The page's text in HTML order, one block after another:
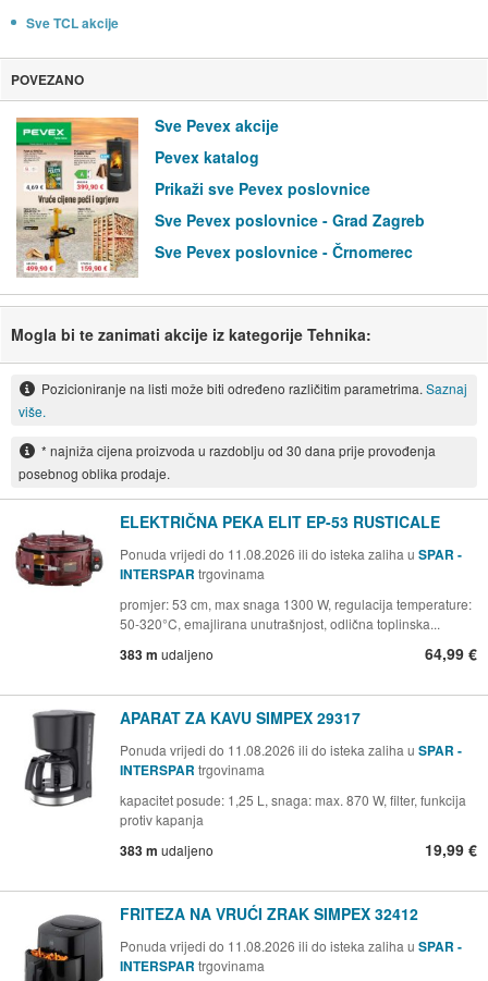
Sve TCL akcije
POVEZANO
Sve Pevex akcije
Pevex katalog
Prikaži sve Pevex poslovnice
Sve Pevex poslovnice - Grad Zagreb
Sve Pevex poslovnice - Črnomerec
Mogla bi te zanimati akcije iz kategorije Tehnika:
Pozicioniranje na listi može biti određeno različitim parametrima. Saznaj
više.
* najniža cijena proizvoda u razdoblju od 30 dana prije provođenja
posebnog oblika prodaje.
ELEKTRIČNA PEKA ELIT EP-53 RUSTICALE
Ponuda vrijedi do 11.08.2026 ili do isteka zaliha u SPAR -
INTERSPAR trgovinama
promjer: 53 cm, max snaga 1300 W, regulacija temperature:
50-320°C, emajlirana unutrašnjost, odlična toplinska...
383 m udaljeno 64,99 €
APARAT ZA KAVU SIMPEX 29317
Ponuda vrijedi do 11.08.2026 ili do isteka zaliha u SPAR -
INTERSPAR trgovinama
kapacitet posude: 1,25 L, snaga: max. 870 W, filter, funkcija
protiv kapanja
383 m udaljeno 19,99 €
FRITEZA NA VRUĆI ZRAK SIMPEX 32412
Ponuda vrijedi do 11.08.2026 ili do isteka zaliha u SPAR -
INTERSPAR trgovinama